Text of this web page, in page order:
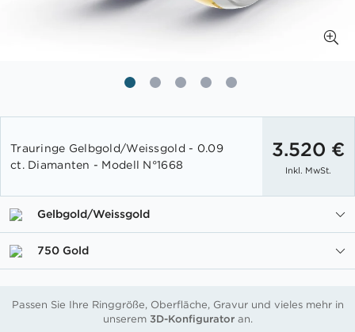
der
Bildgalerie
Trauringe Gelbgold/Weissgold - 0.09
ct. Diamanten - Modell N°1668
3.520 €
Inkl. MwSt.
Gelbgold/Weissgold
750 Gold
Passen Sie Ihre Ringgröße, Oberfläche, Gravur und vieles mehr in
unserem 3D-Konfiguratoran.